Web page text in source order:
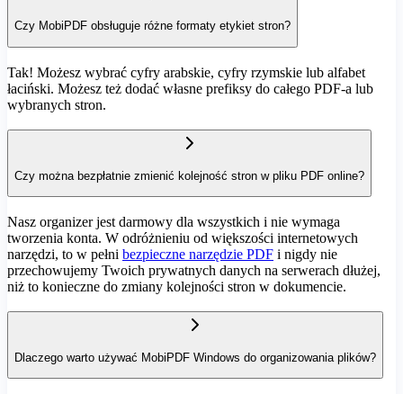
Czy MobiPDF obsługuje różne formaty etykiet stron?
Tak! Możesz wybrać cyfry arabskie, cyfry rzymskie lub alfabet
łaciński. Możesz też dodać własne prefiksy do całego PDF-a lub
wybranych stron.
Czy można bezpłatnie zmienić kolejność stron w pliku PDF online?
Nasz organizer jest darmowy dla wszystkich i nie wymaga
tworzenia konta. W odróżnieniu od większości internetowych
narzędzi, to w pełni bezpieczne narzędzie PDF i nigdy nie
przechowujemy Twoich prywatnych danych na serwerach dłużej,
niż to konieczne do zmiany kolejności stron w dokumencie.
Dlaczego warto używać MobiPDF Windows do organizowania plików?